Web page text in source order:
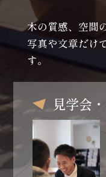
木の質感、空間
写真や文章だけ
す。
見学会